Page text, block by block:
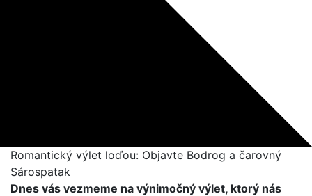
Romantický výlet loďou: Objavte Bodrog a čarovný
Sárospatak
Dnes vás vezmeme na výnimočný výlet, ktorý nás